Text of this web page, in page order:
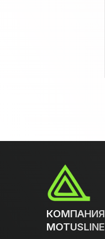
КОМПАНИЯ
MOTUSLINE